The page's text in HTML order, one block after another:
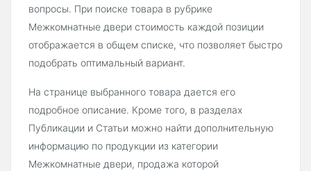
вопросы. При поиске товара в рубрике
Межкомнатные двери стоимость каждой позиции
отображается в общем списке, что позволяет быстро
подобрать оптимальный вариант.
На странице выбранного товара дается его
подробное описание. Кроме того, в разделах
Публикации и Статьи можно найти дополнительную
информацию по продукции из категории
Межкомнатные двери, продажа которой